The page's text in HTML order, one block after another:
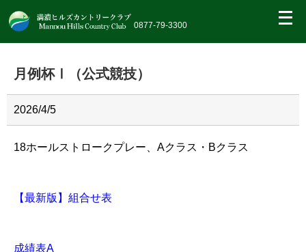
0877-79-3300
繝｡
繝
帝
月例杯Ⅰ（公式競技）
2026/4/5
18ホールストロークプレー、Aクラス・Bクラス
【最新版】組合せ表
成績表A